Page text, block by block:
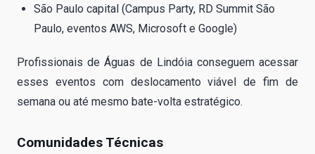
São Paulo capital (Campus Party, RD Summit São
Paulo, eventos AWS, Microsoft e Google)
Profissionais de Águas de Lindóia conseguem acessar
esses eventos com deslocamento viável de fim de
semana ou até mesmo bate-volta estratégico.
Comunidades Técnicas